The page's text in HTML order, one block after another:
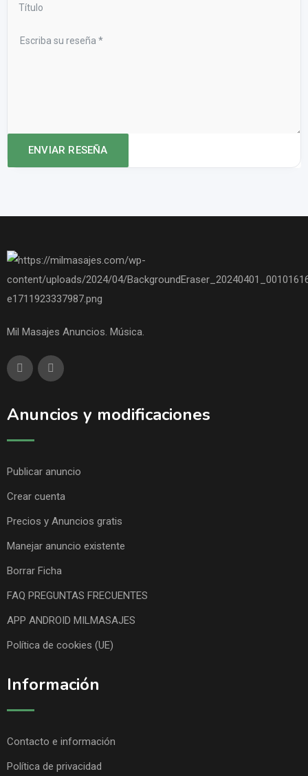
Mil Masajes Anuncios. Música.
Anuncios y modificaciones
Publicar anuncio
Crear cuenta
Precios y Anuncios gratis
Manejar anuncio existente
Borrar Ficha
FAQ PREGUNTAS FRECUENTES
APP ANDROID MILMASAJES
Política de cookies (UE)
Información
Contacto e información
Política de privacidad